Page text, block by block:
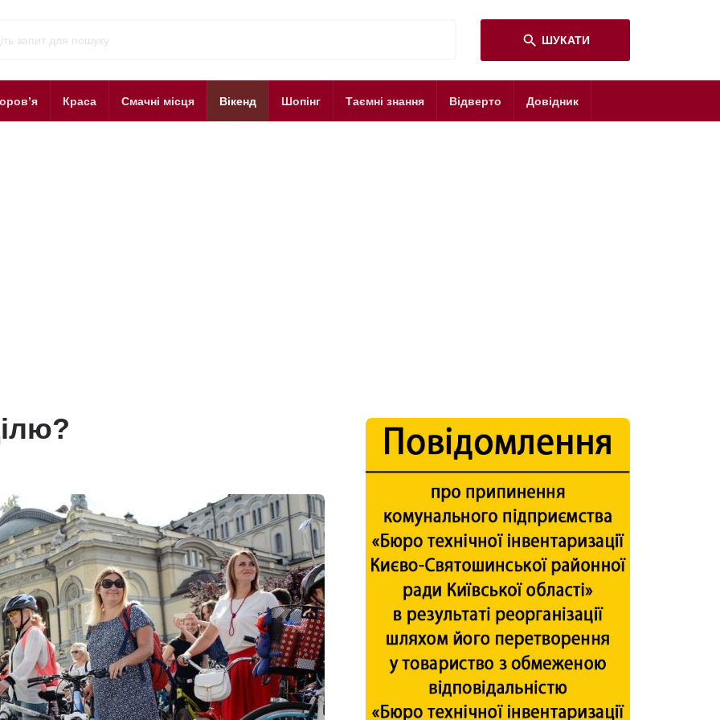
search ШУКАТИ
Краса Смачні місця Вікенд Шопінг Таємні знання Відверто Довідник